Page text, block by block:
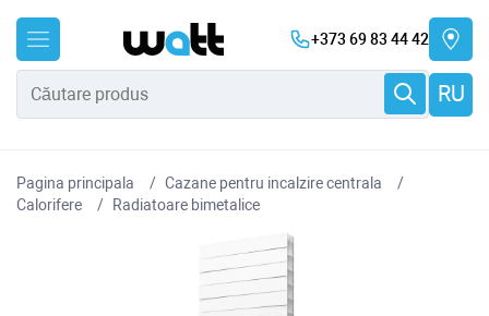
+373 69 83 44 42
RU
Pagina principala
Cazane pentru incalzire centrala
Сalorifere
Radiatoare bimetalice